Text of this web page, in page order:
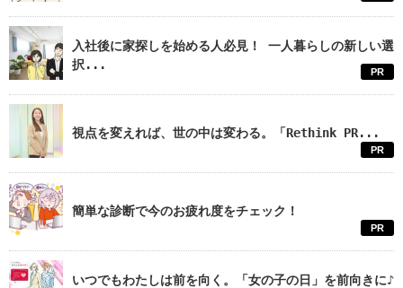
入社後に家探しを始める人必見！ 一人暮らしの新しい選
択...
PR
視点を変えれば、世の中は変わる。「Rethink PR...
PR
簡単な診断で今のお疲れ度をチェック！
PR
いつでもわたしは前を向く。「女の子の日」を前向きに♪